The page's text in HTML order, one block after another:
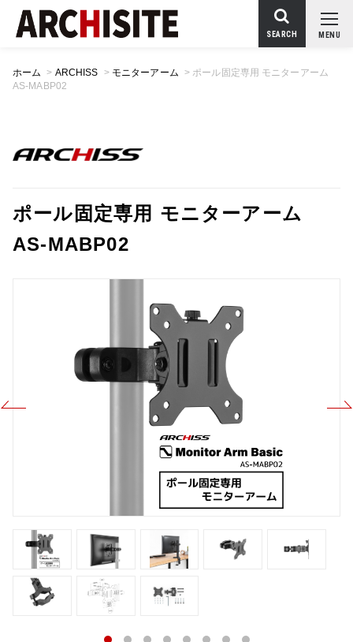
MENU
SEARCH
ホーム > ARCHISS > モニターアーム > ポール固定専用 モニターアーム
AS-MABP02
ポール固定専用 モニターアーム
AS-MABP02